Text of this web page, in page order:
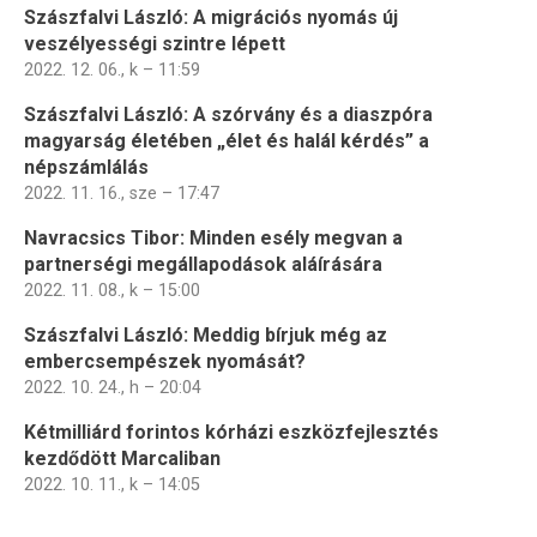
Szászfalvi László: A migrációs nyomás új
veszélyességi szintre lépett
2022. 12. 06., k – 11:59
Szászfalvi László: A szórvány és a diaszpóra
magyarság életében „élet és halál kérdés” a
népszámlálás
2022. 11. 16., sze – 17:47
Navracsics Tibor: Minden esély megvan a
partnerségi megállapodások aláírására
2022. 11. 08., k – 15:00
Szászfalvi László: Meddig bírjuk még az
embercsempészek nyomását?
2022. 10. 24., h – 20:04
Kétmilliárd forintos kórházi eszközfejlesztés
kezdődött Marcaliban
2022. 10. 11., k – 14:05